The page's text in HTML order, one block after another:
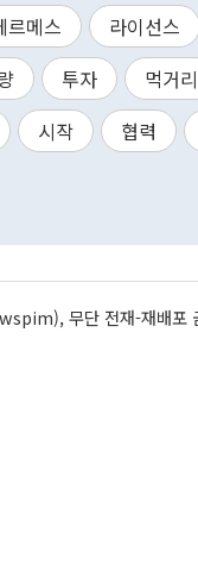
르메스
라이선스
투자 먹거리
시작 협력
무단 전재-재배포